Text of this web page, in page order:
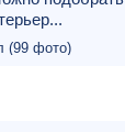
(99 фото)